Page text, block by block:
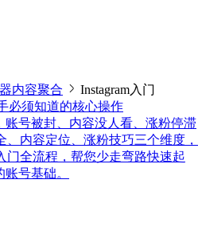
内容聚合
Instagram入门
必须知道的核心操作
账号被封、内容没人看、涨粉停滞
内容定位、涨粉技巧三个维度，
门全流程，帮您少走弯路快速起
号基础。